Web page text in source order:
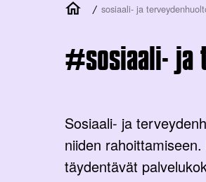
/ sosiaali- ja
sosiaali- ja
Sosiaali- ja
niiden
täydentävät